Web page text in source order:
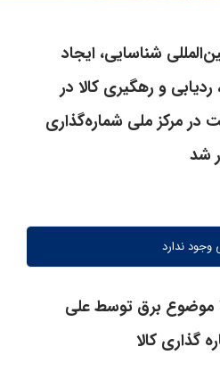
شناسایی، ایجاد
و رهگیری کالا در
در مرکز ملی شماره‌گذاری
شد
وجود ندارد
موضوع برق توسط علی
گذاری کالا